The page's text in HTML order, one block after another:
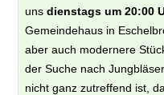
unsdienstags um 20:00
Gemeindehaus in
aber auch modernere
der Suche nach
nicht ganz zutreffend ist,